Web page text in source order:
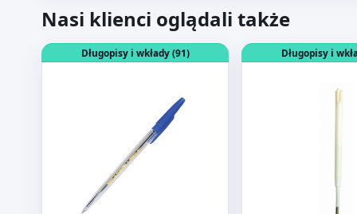
Nasi klienci oglądali także
Otwórz produkt: DŁUGOPIS CENTRUM PIONEER
Długopisy i wkłady (91) Otwórz produkt:
Długopisy i